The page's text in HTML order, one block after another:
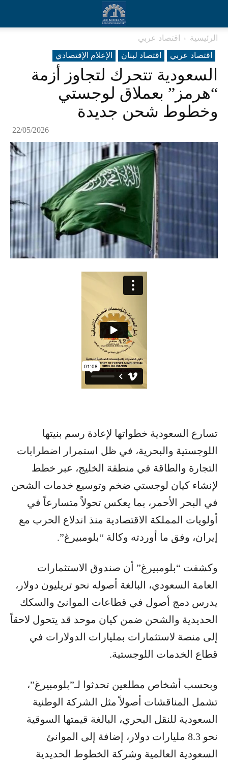
الرئيسية
اقتصاد عربي
اقتصاد عربي
اقتصاد لبنان الإعلام الإقتصادي
السعودية تتحرك لتجاوز أزمة
“هرمز” بعملاق لوجستي
وخطوط شحن جديدة
22/05/2026
تسارع السعودية خطواتها لإعادة رسم بنيتها
اللوجستية والبحرية، في ظل استمرار اضطرابات
التجارة والطاقة في منطقة الخليج، عبر خطط
لإنشاء كيان لوجستي ضخم وتوسيع خدمات الشحن
في البحر الأحمر، بما يعكس تحولاً متسارعاً في
أولويات المملكة الاقتصادية منذ اندلاع الحرب مع
إيران، وفق ما أوردته وكالة “بلومبيرغ”.
وكشفت “بلومبيرغ” أن صندوق الاستثمارات
العامة السعودي، البالغة أصوله نحو تريليون دولار،
يدرس دمج أصول في قطاعات الموانئ والسكك
الحديدية والشحن ضمن كيان موحد قد يتحول لاحقاً
إلى منصة لاستثمارات بمليارات الدولارات في
قطاع الخدمات اللوجستية.
وبحسب أشخاص مطلعين تحدثوا لـ”بلومبيرغ”،
تشمل المناقشات أصولاً مثل الشركة الوطنية
السعودية للنقل البحري، البالغة قيمتها السوقية
نحو 8.3 مليارات دولار، إضافة إلى الموانئ
السعودية العالمية وشركة الخطوط الحديدية